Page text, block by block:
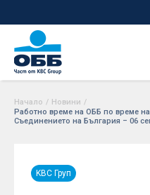
Начало / Новини /
Работно време на ОББ по време
Съединението на България – 06
KBC Груп